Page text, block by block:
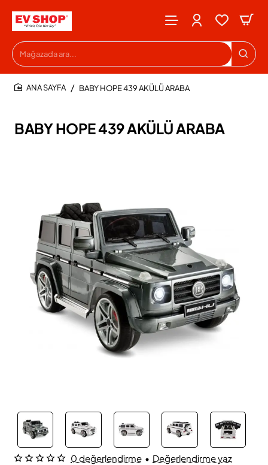
Mağazada
ara...
BABY HOPE 439 AKÜLÜ ARABA
BABY HOPE 439 AKÜLÜ ARABA
0 değerlendirme • Değerlendirme yaz